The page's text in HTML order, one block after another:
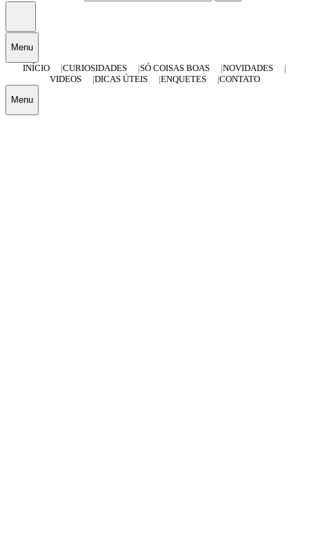
Menu
INÍCIO
CURIOSIDADES SÓ COISAS BOAS
NOVIDADES
VIDEOS
DICAS ÚTEIS ENQUETES CONTATO
Menu